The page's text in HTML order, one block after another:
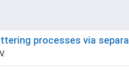
processes via